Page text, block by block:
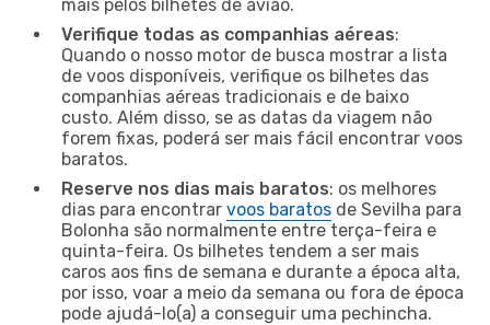
mais pelos bilhetes de avião.
Verifique todas as companhias aéreas:
Quando o nosso motor de busca mostrar a lista
de voos disponíveis, verifique os bilhetes das
companhias aéreas tradicionais e de baixo
custo. Além disso, se as datas da viagem não
forem fixas, poderá ser mais fácil encontrar voos
baratos.
Reserve nos dias mais baratos: os melhores
dias para encontrar voos baratos de Sevilha para
Bolonha são normalmente entre terça-feira e
quinta-feira. Os bilhetes tendem a ser mais
caros aos fins de semana e durante a época alta,
por isso, voar a meio da semana ou fora de época
pode ajudá-lo(a) a conseguir uma pechincha.